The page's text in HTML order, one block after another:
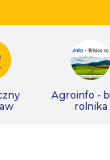
Agroinfo -
rolnika